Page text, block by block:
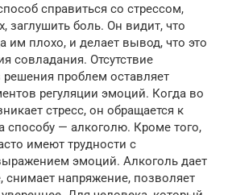
справиться со стрессом,
заглушить боль. Он видит, что
им плохо, и делает вывод, что это
совладания. Отсутствие
проблем оставляет
регуляции эмоций. Когда во
стресс, он обращается к
способу — алкоголю. Кроме того,
имеют трудности с
эмоций. Алкоголь дает
снимает напряжение, позволяет